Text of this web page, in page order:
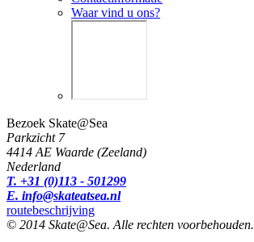
Waar vind u ons?
Bezoek Skate@Sea
Parkzicht 7
4414 AE Waarde (Zeeland)
Nederland
T. +31 (0)113 - 501299
E. info@skateatsea.nl
routebeschrijving
© 2014 Skate@Sea. Alle rechten voorbehouden.